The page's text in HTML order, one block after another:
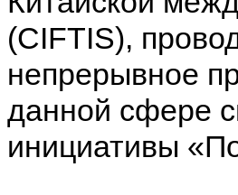
(CIFTIS),
непрерывное
данной сфере
инициативы